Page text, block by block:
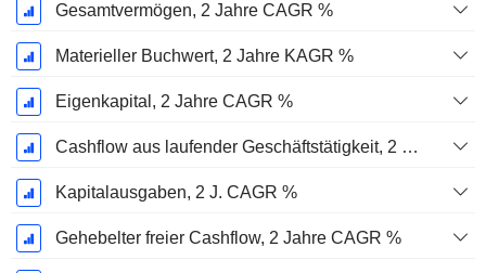
Gesamtvermögen, 2 Jahre CAGR %
Materieller Buchwert, 2 Jahre KAGR %
Eigenkapital, 2 Jahre CAGR %
Cashflow aus laufender Geschäftstätigkeit, 2 Jahre CAGR %
Kapitalausgaben, 2 J. CAGR %
Gehebelter freier Cashflow, 2 Jahre CAGR %